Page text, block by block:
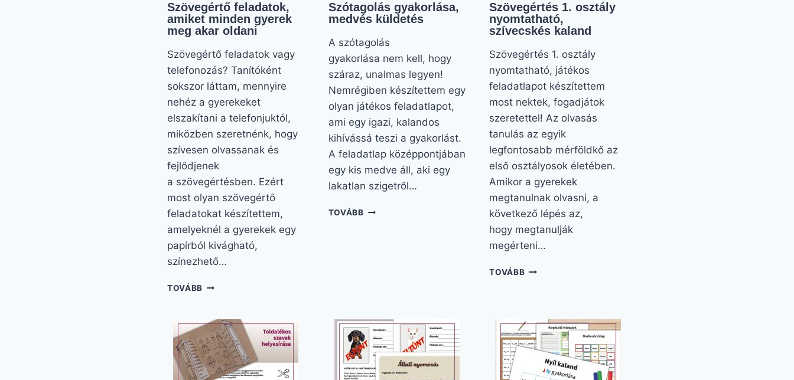
Szövegértő feladatok,
amiket minden gyerek
meg akar oldani
Szövegértő feladatok vagy
telefonozás? Tanítóként
sokszor láttam, mennyire
nehéz a gyerekeket
elszakítani a telefonjuktól,
miközben szeretnénk, hogy
szívesen olvassanak és
fejlődjenek
a szövegértésben. Ezért
most olyan szövegértő
feladatokat készítettem,
amelyeknél a gyerekek egy
papírból kivágható,
színezhető…
TOVÁBB SZÖVEGÉRTŐ
MINDEN
GYEREK
MEG
AKAR
OLDANI
Szótagolás gyakorlása,
medvés küldetés
A szótagolás
gyakorlása nem kell, hogy
száraz, unalmas legyen!
Nemrégiben készítettem egy
olyan játékos feladatlapot,
ami egy igazi, kalandos
kihívássá teszi a gyakorlást.
A feladatlap középpontjában
egy kis medve áll, aki egy
lakatlan szigetről…
TOVÁBB SZÓTAGOLÁS
Szövegértés 1. osztály
nyomtatható,
szívecskés kaland
Szövegértés 1. osztály
nyomtatható, játékos
feladatlapot készítettem
most nektek, fogadjátok
szeretettel! Az olvasás
tanulás az egyik
legfontosabb mérföldkő az
első osztályosok életében.
Amikor a gyerekek
megtanulnak olvasni, a
következő lépés az,
hogy megtanulják
megérteni…
TOVÁBB SZÖVEGÉRTÉS
SZÍVECSKÉS
KALAND